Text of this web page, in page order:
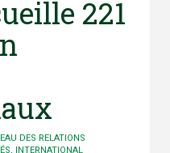
221
DES RELATIONS
, INTERNATIONAL